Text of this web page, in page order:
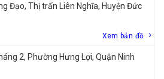
Đạo, Thị trấn Liên Nghĩa, Huyện Đức
Xem bản đồ
2, Phường Hưng Lợi, Quận Ninh